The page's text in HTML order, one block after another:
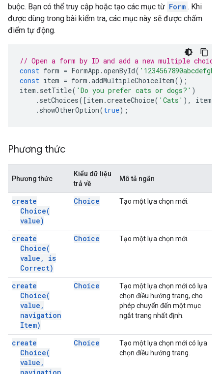
buộc. Bạn có thể truy cập hoặc tạo các mục từ Form . Khi
được dùng trong bài kiểm tra, các mục này sẽ được chấm
điểm tự động.
// Open a form by ID and add a new multiple
const form = FormApp .openById(
const item = form .addMultipleChoiceItem();
item . setTitle( 'Do you prefer cats or dogs?' )
. setChoices([item .createChoice( 'Cats' ), item
. showOtherOption(true);
Phương thức
Phương thức
Kiểu dữ liệu
trả về
Mô tả ngắn
create
Choice(
value)
Choice Tạo một lựa chọn mới.
create
Choice(
value ,
is
Correct)
Choice Tạo một lựa chọn mới.
create
Choice(
value ,
navigation
Item)
Choice
Tạo một lựa chọn mới có lựa
chọn điều hướng trang, cho
phép chuyển đến một mục
ngắt trang nhất định.
create
Choice(
value ,
Choice
Tạo một lựa chọn mới có lựa
chọn điều hướng trang.